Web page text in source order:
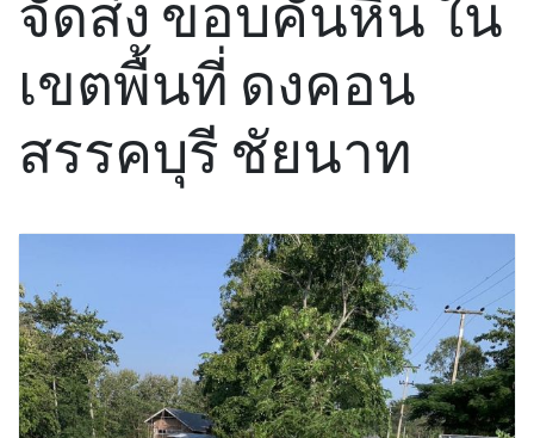
จัดส่ง ขอบคันหิน ใน
เขตพื้นที่ ดงคอน
สรรคบุรี ชัยนาท